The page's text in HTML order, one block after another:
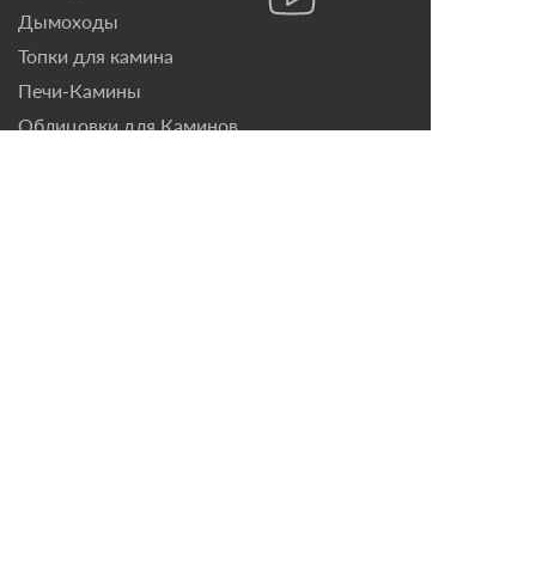
Дымоходы
Топки для камина
Печи-Камины
Облицовки для Каминов